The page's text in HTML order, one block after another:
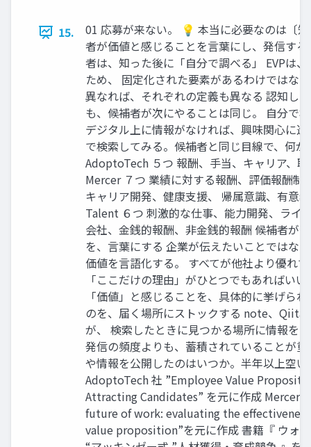
15.
01 応募が来ない。 💡 本当に必要なのは〔
者が価値と感じることを言葉にし、発信す
者は、知った後に「自分で調べる」 EVPは
ため、 固定化された要素があるわけではな
異なれば、それぞれの定義も異なる 認知し
も、候補者が次にやることは同じ。 自分で
デジタル上に情報がなければ、興味関心に
で検索してみる。候補者と同じ目線で、何
AdoptoTech ５つ 報酬、手当、キャリア、
Mercer ７つ 業績に対する報酬、評価報酬制
キャリア開発、健康支援、 帰属意識、有意
Talent ６つ 刺激的な仕事、能力開発、ライ
会社、金銭的報酬、非金銭的報酬 候補者が
を、言葉にする 企業が伝えたいことではな
価値を言語化する。 すべてが他社より優れ
「ここだけの理由」がひとつでもあればい
「価値」と感じることを、具体的に挙げら
のを、届く場所にストックする note、Qiita
が、 検索したときに見つかる場所に情報を
発信の頻度よりも、蓄積されていることが
や情報を公開したのはいつか。半年以上空
AdoptoTech 社 ”Employee Value
Attracting Candidates” を元に作成 Mercer
future of work: evaluating the
value proposition”を元に作成 書籍『 ウォ